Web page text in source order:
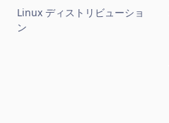
Linux ディストリビューショ
ン